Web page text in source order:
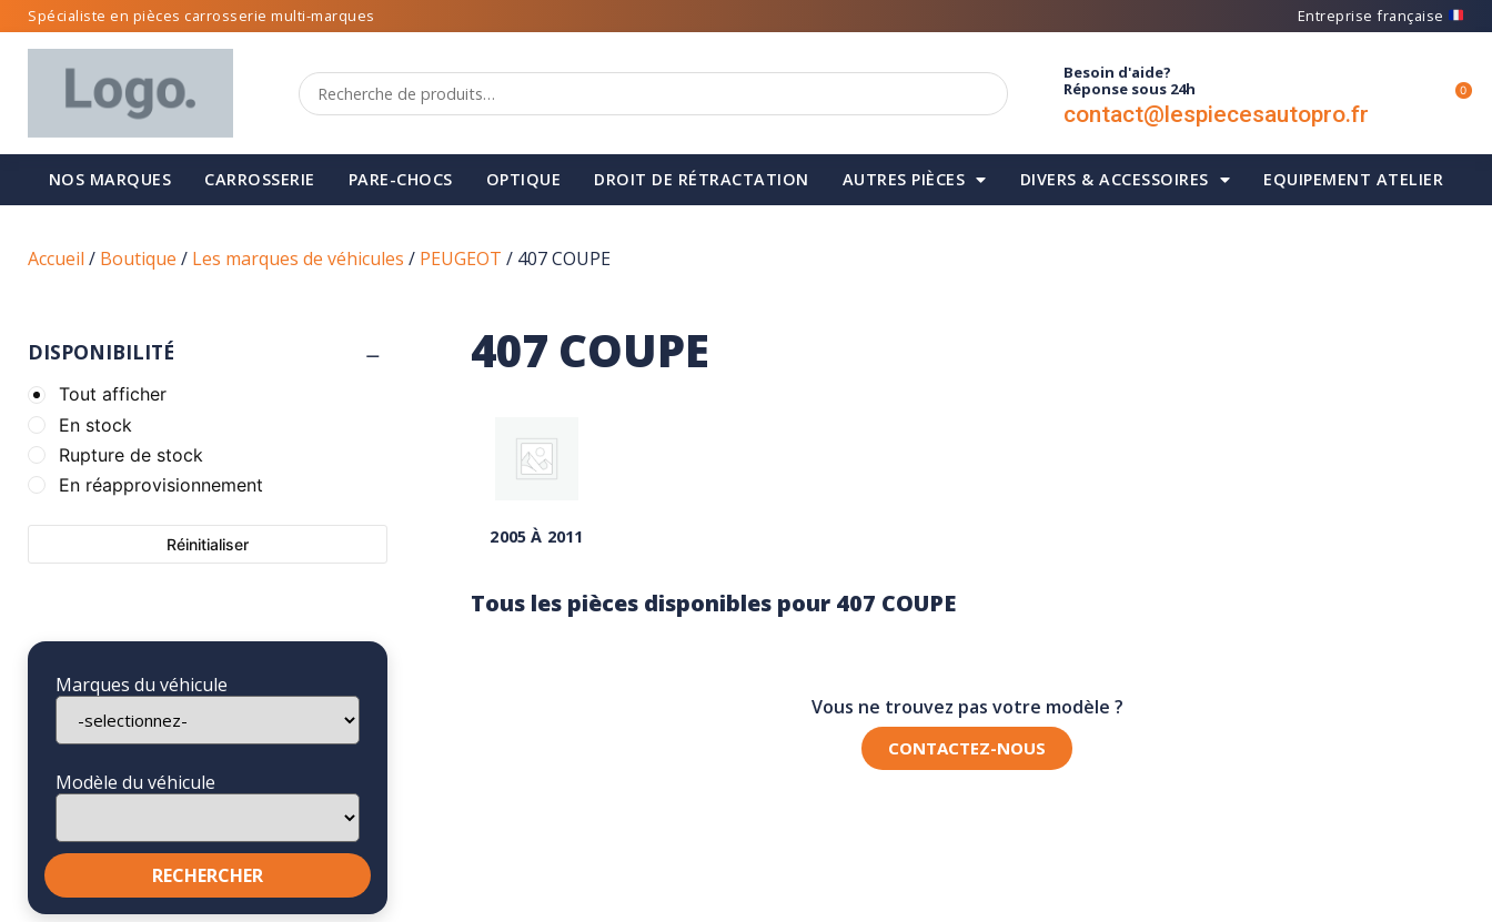
Spécialiste en pièces carrosserie multi-marques Entreprise française
Besoin d'aide?
Réponse sous 24h
contact@lespiecesautopro.fr
0
NOS MARQUES CARROSSERIE PARE-CHOCS OPTIQUE DROIT DE RÉTRACTATION AUTRES PIÈCES DIVERS & ACCESSOIRES EQUIPEMENT ATELIER
Accueil / Boutique / Les marques de véhicules / PEUGEOT / 407 COUPE
DISPONIBILITÉ
Tout afficher
En stock
Rupture de stock
En réapprovisionnement
Réinitialiser
Marques du véhicule
Modèle du véhicule
407 COUPE
2005 À 2011
Tous les pièces disponibles pour 407 COUPE
Vous ne trouvez pas votre modèle ?
CONTACTEZ-NOUS